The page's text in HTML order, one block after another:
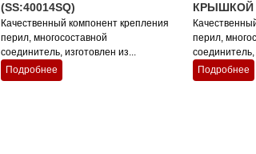
(SS:40014SQ)
Качественный компонент крепления
перил, многосоставной
соединитель, изготовлен из...
Подробнее
КРЫШКОЙ
перил,
соединитель,
Подробнее